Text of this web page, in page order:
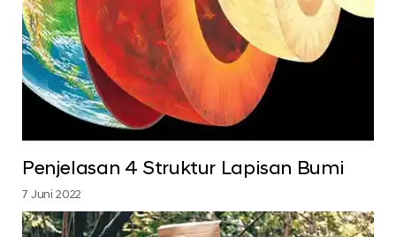
Penjelasan 4 Struktur Lapisan Bumi
7 Juni 2022